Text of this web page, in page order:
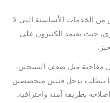
الخدمات الأساسية التي لا
حيث يعتمد الكثيرون على
مفاجئة مثل ضعف التسخين،
يتطلب تدخل فنيين متخصصين
بطريقة آمنة واحترافية.